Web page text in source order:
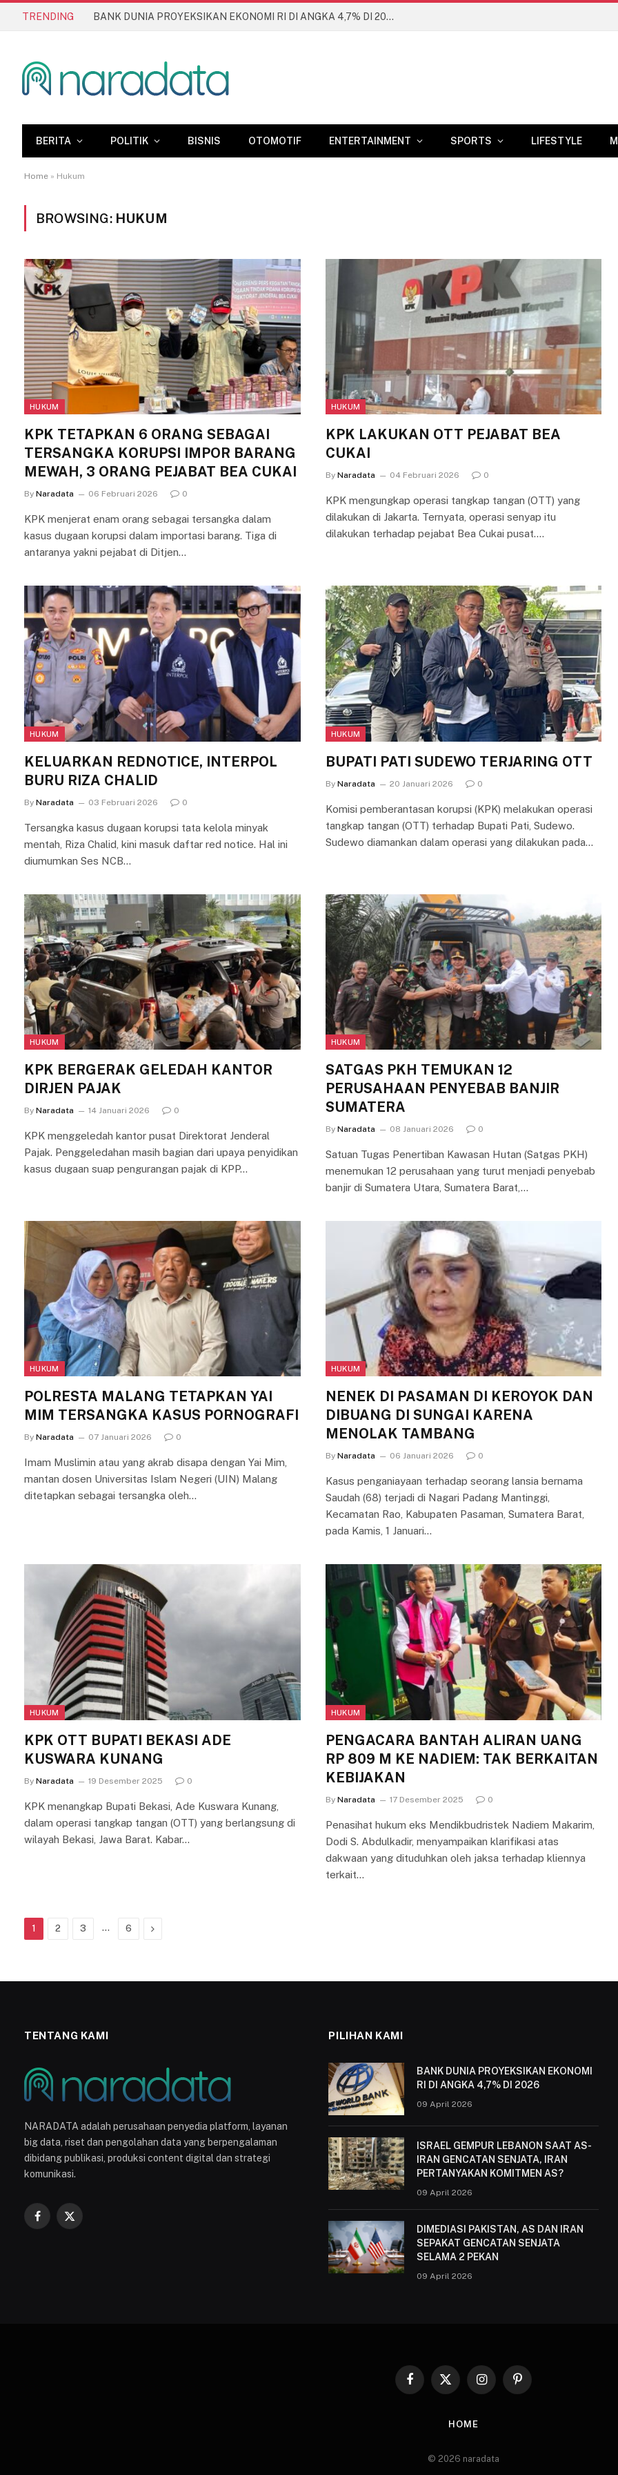
TRENDING BANK DUNIA PROYEKSIKAN EKONOMI RI DI ANGKA 4,7% DI 2026
BERITA POLITIK BISNIS OTOMOTIF ENTERTAINMENT SPORTS LIFESTYLE
Home » Hukum
BROWSING: HUKUM
HUKUM
KPK TETAPKAN 6 ORANG SEBAGAI
TERSANGKA KORUPSI IMPOR BARANG
MEWAH, 3 ORANG PEJABAT BEA CUKAI
By Naradata 06 Februari 2026 0
KPK menjerat enam orang sebagai tersangka dalam
kasus dugaan korupsi dalam importasi barang. Tiga di
antaranya yakni pejabat di Ditjen…
HUKUM
KPK LAKUKAN OTT PEJABAT BEA
CUKAI
By Naradata 04 Februari 2026 0
KPK mengungkap operasi tangkap tangan (OTT) yang
dilakukan di Jakarta. Ternyata, operasi senyap itu
dilakukan terhadap pejabat Bea Cukai pusat.…
HUKUM
KELUARKAN REDNOTICE, INTERPOL
BURU RIZA CHALID
By Naradata 03 Februari 2026 0
Tersangka kasus dugaan korupsi tata kelola minyak
mentah, Riza Chalid, kini masuk daftar red notice. Hal ini
diumumkan Ses NCB…
HUKUM
BUPATI PATI SUDEWO TERJARING OTT
By Naradata 20 Januari 2026 0
Komisi pemberantasan korupsi (KPK) melakukan operasi
tangkap tangan (OTT) terhadap Bupati Pati, Sudewo.
Sudewo diamankan dalam operasi yang dilakukan pada…
HUKUM
KPK BERGERAK GELEDAH KANTOR
DIRJEN PAJAK
By Naradata 14 Januari 2026 0
KPK menggeledah kantor pusat Direktorat Jenderal
Pajak. Penggeledahan masih bagian dari upaya penyidikan
kasus dugaan suap pengurangan pajak di KPP…
HUKUM
SATGAS PKH TEMUKAN 12
PERUSAHAAN PENYEBAB BANJIR
SUMATERA
By Naradata 08 Januari 2026 0
Satuan Tugas Penertiban Kawasan Hutan (Satgas PKH)
menemukan 12 perusahaan yang turut menjadi penyebab
banjir di Sumatera Utara, Sumatera Barat,…
HUKUM
POLRESTA MALANG TETAPKAN YAI
MIM TERSANGKA KASUS PORNOGRAFI
By Naradata 07 Januari 2026 0
Imam Muslimin atau yang akrab disapa dengan Yai Mim,
mantan dosen Universitas Islam Negeri (UIN) Malang
ditetapkan sebagai tersangka oleh…
HUKUM
NENEK DI PASAMAN DI KEROYOK DAN
DIBUANG DI SUNGAI KARENA
MENOLAK TAMBANG
By Naradata 06 Januari 2026 0
Kasus penganiayaan terhadap seorang lansia bernama
Saudah (68) terjadi di Nagari Padang Mantinggi,
Kecamatan Rao, Kabupaten Pasaman, Sumatera Barat,
pada Kamis, 1 Januari…
HUKUM
KPK OTT BUPATI BEKASI ADE
KUSWARA KUNANG
By Naradata 19 Desember 2025 0
KPK menangkap Bupati Bekasi, Ade Kuswara Kunang,
dalam operasi tangkap tangan (OTT) yang berlangsung di
wilayah Bekasi, Jawa Barat. Kabar…
HUKUM
PENGACARA BANTAH ALIRAN UANG
RP 809 M KE NADIEM: TAK BERKAITAN
KEBIJAKAN
By Naradata 17 Desember 2025 0
Penasihat hukum eks Mendikbudristek Nadiem Makarim,
Dodi S. Abdulkadir, menyampaikan klarifikasi atas
dakwaan yang dituduhkan oleh jaksa terhadap kliennya
terkait…
1 2 3 … 6 Next
TENTANG KAMI
NARADATA adalah perusahaan penyedia platform, layanan
big data, riset dan pengolahan data yang berpengalaman
dibidang publikasi, produksi content digital dan strategi
komunikasi.
Facebook
X
PILIHAN KAMI
BANK DUNIA PROYEKSIKAN EKONOMI
RI DI ANGKA 4,7% DI 2026
09 April 2026
ISRAEL GEMPUR LEBANON SAAT AS-
IRAN GENCATAN SENJATA, IRAN
PERTANYAKAN KOMITMEN AS?
09 April 2026
DIMEDIASI PAKISTAN, AS DAN IRAN
SEPAKAT GENCATAN SENJATA
SELAMA 2 PEKAN
09 April 2026
Facebook
X
InstagramPinterest
HOME
© 2026 naradata